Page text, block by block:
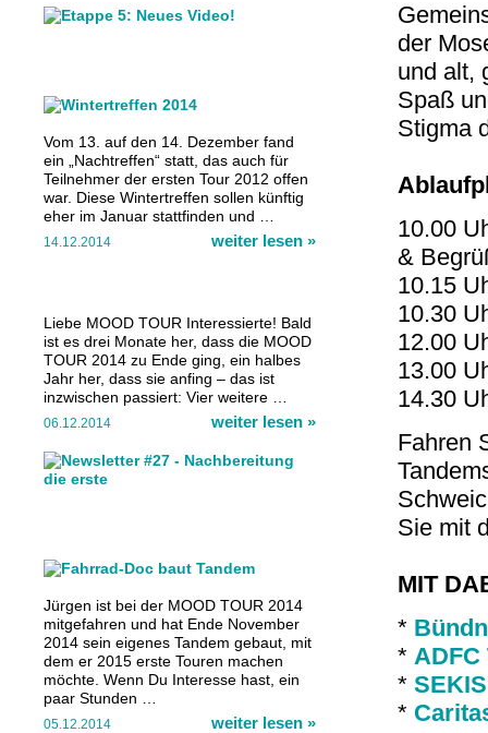
Vom 13. auf den 14. Dezember fand
ein „Nachtreffen“ statt, das auch für
Teilnehmer der ersten Tour 2012 offen
war. Diese Wintertreffen sollen künftig
eher im Januar stattfinden und …
14.12.2014 weiter lesen »
Liebe MOOD TOUR Interessierte! Bald
ist es drei Monate her, dass die MOOD
TOUR 2014 zu Ende ging, ein halbes
Jahr her, dass sie anfing – das ist
inzwischen passiert: Vier weitere …
06.12.2014 weiter lesen »
Jürgen ist bei der MOOD TOUR 2014
mitgefahren und hat Ende November
2014 sein eigenes Tandem gebaut, mit
dem er 2015 erste Touren machen
möchte. Wenn Du Interesse hast, ein
paar Stunden …
05.12.2014 weiter lesen »
der
und alt,
Spaß
Stigma
10.00
&
10.15
10.30
12.00
13.00
14.30
Fahren
Sie mit
MIT
*
* ADFC
*
*